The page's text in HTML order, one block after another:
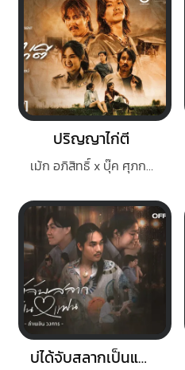
ปริญญาไก่ตี
เม้ก อภิสิทธิ์ x บุ๊ค ศุภกาญจน์
บ่ได้จับสลากเป็นแฟน